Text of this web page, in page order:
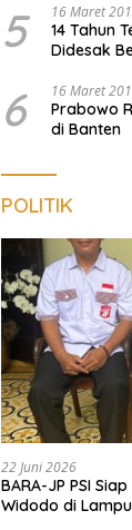
5 16 Maret
14 Tahun
Didesak
6 16 Maret
Prabowo
di Banten
POLITIK
22 Juni 2026
BARA-JP PSI
Widodo di